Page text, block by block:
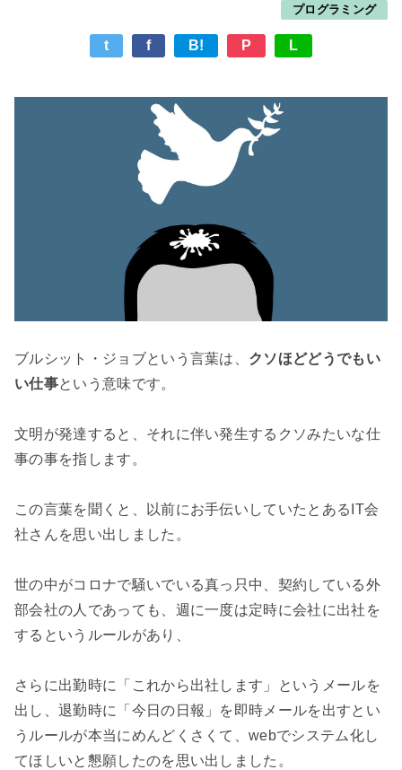
プログラミング
t f B! P L
ブルシット・ジョブという言葉は、 クソほどどうでもい
い仕事という意味です。
文明が発達すると、それに伴い発生するクソみたいな仕
事の事を指します。
この言葉を聞くと、以前にお手伝いしていたとあるIT会
社さんを思い出しました。
世の中がコロナで騒いでいる真っ只中、契約している外
部会社の人であっても、週に一度は定時に会社に出社を
するというルールがあり、
さらに出勤時に「これから出社します」というメールを
出し、退勤時に「今日の日報」を即時メールを出すとい
うルールが本当にめんどくさくて、webでシステム化し
てほしいと懇願したのを思い出しました。